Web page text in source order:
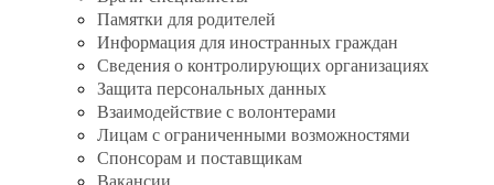
Памятки для родителей
Информация для иностранных граждан
Сведения о контролирующих организациях
Защита персональных данных
Взаимодействие с волонтерами
Лицам с ограниченными возможностями
Спонсорам и поставщикам